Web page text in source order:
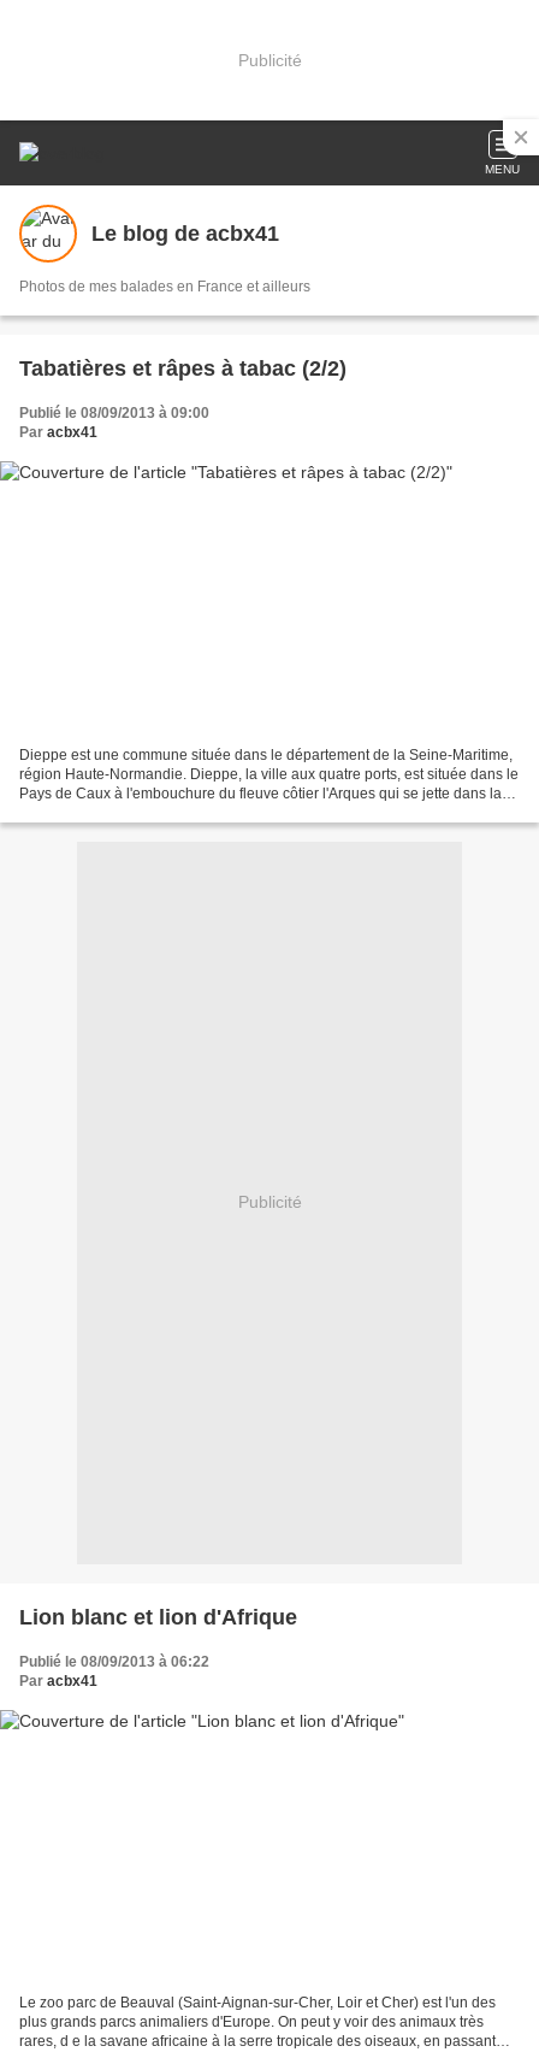
Publicité
MENU
Le blog de acbx41
Photos de mes balades en France et ailleurs
Tabatières et râpes à tabac (2/2)
Publié le 08/09/2013 à 09:00
Par acbx41
Dieppe est une commune située dans le département de la Seine-Maritime,
région Haute-Normandie. Dieppe, la ville aux quatre ports, est située dans le
Pays de Caux à l'embouchure du fleuve côtier l'Arques qui se jette dans la
Publicité
Lion blanc et lion d'Afrique
Publié le 08/09/2013 à 06:22
Par acbx41
Le zoo parc de Beauval (Saint-Aignan-sur-Cher, Loir et Cher) est l'un des
plus grands parcs animaliers d'Europe. On peut y voir des animaux très
rares, d e la savane africaine à la serre tropicale des oiseaux, en passant